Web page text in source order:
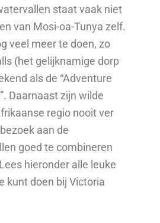
staat vaak niet
van Mosi-oa-Tunya zelf.
veel meer te doen, zo
(het gelijknamige dorp
als de “Adventure
Daarnaast zijn wilde
regio nooit ver
aan de
goed te combineren
hieronder alle leuke
kunt doen bij Victoria